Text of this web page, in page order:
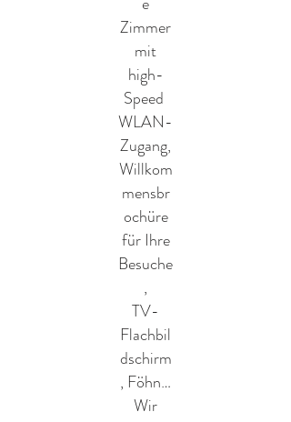
Zimmer
mit
high-
Speed ​​
WLAN-
Zugang,
Willkom
mensbr
ochüre
für Ihre
Besuche
,
TV-
Flachbil
dschirm
, Föhn…
Wir